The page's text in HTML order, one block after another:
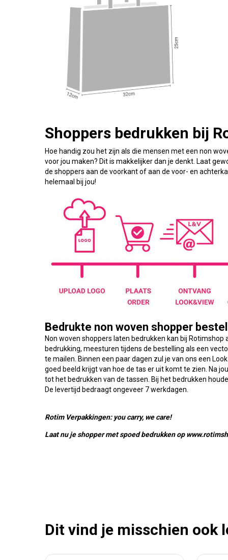
Shoppers bedrukken bij
Hoe handig zou het zijn als die mensen met een non
voor jou maken? Dit is makkelijker dan je denkt. Laat
de shoppers aan de voorkant of aan de voor- en
helemaal bij jou!
Bedrukte non woven shopper
Non woven shoppers laten bedrukken kan bij
bedrukking, meesturen tijdens de bestelling als een
te mailen. Binnen een paar dagen zul je van ons een
goed beeld krijgt van hoe de tas er uit komt te zien. Na
tot het bedrukken van de tassen. Bij het bedrukken
De levertijd bedraagt ongeveer 7 werkdagen.
Rotim Verpakkingen: you carry, we care!
Laat nu je shopper met spoed bedrukken op
Dit vind je misschien ook